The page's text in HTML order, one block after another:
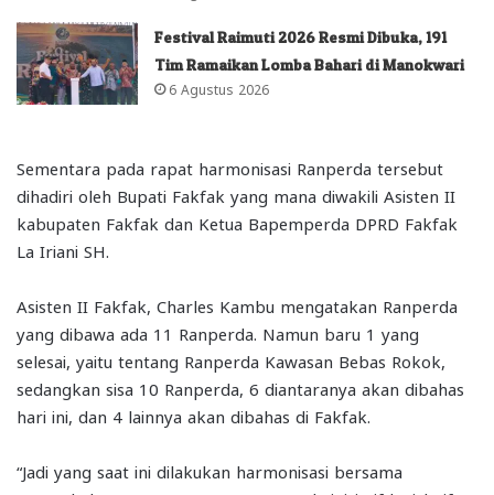
Festival Raimuti 2026 Resmi Dibuka, 191
Tim Ramaikan Lomba Bahari di Manokwari
6 Agustus 2026
Sementara pada rapat harmonisasi Ranperda tersebut
dihadiri oleh Bupati Fakfak yang mana diwakili Asisten II
kabupaten Fakfak dan Ketua Bapemperda DPRD Fakfak
La Iriani SH.
Asisten II Fakfak, Charles Kambu mengatakan Ranperda
yang dibawa ada 11 Ranperda. Namun baru 1 yang
selesai, yaitu tentang Ranperda Kawasan Bebas Rokok,
sedangkan sisa 10 Ranperda, 6 diantaranya akan dibahas
hari ini, dan 4 lainnya akan dibahas di Fakfak.
“Jadi yang saat ini dilakukan harmonisasi bersama